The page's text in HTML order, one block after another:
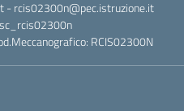
- rcis02300n@pec.istruzione.it
RCIS02300N